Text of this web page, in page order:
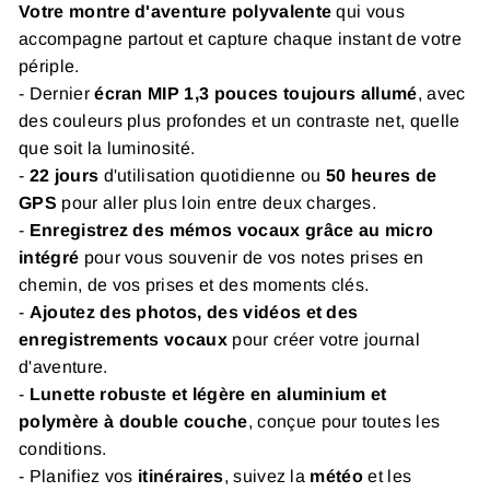
Votre montre d'aventure polyvalente qui vous
accompagne partout et capture chaque instant de votre
périple.
- Dernierécran MIP 1,3 pouces toujours allumé, avec
des couleurs plus profondes et un contraste net, quelle
que soit la luminosité.
- 22 jours d'utilisation quotidienne ou 50 heures de
GPS pour aller plus loin entre deux charges.
- Enregistrez des mémos vocaux grâce au micro
intégré pour vous souvenir de vos notes prises en
chemin, de vos prises et des moments clés.
- Ajoutez des photos, des vidéos et des
enregistrements vocaux pour créer votre journal
d'aventure.
- Lunette robuste et légère en aluminium et
polymère à double couche, conçue pour toutes les
conditions.
- Planifiez vos itinéraires, suivez la météo et les